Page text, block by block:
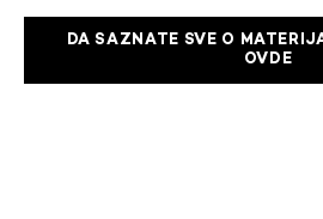
DA SAZNATE SVE O
OVDE